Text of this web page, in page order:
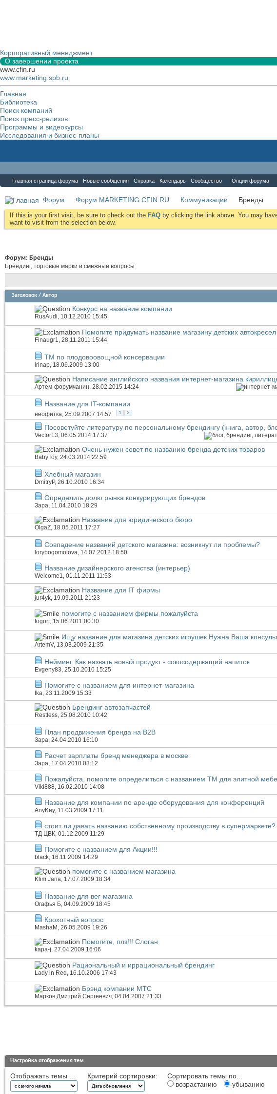
Корпоративный менеджмент
О завершении проекта
www.cfin.ru
www.marketing.spb.ru
Главная
Библиотека
Поиск компаний
Поиск пресс-релизов
Программы и видеокурсы
Исследования и бизнес-планы
Главная страница форума Новые сообщения Справка Календарь Сообщество Опции форума
Форум Форум MARKETING.CFIN.RU Коммуникации Бренды
If this is your first visit, be sure to check out the FAQ by clicking the link above. You may
want to visit from the selection below.
Форум: Бренды
Брендинг, торговые марки и смежные вопросы
Заголовок / Автор
Конкурс на название компании
RusAudi, 10.12.2010 15:45
Помогите придумать название магазину детских автокресел
Finaugr1, 28.11.2011 15:44
ТМ по плодовоовощной консервации
irinap, 18.06.2009 13:00
Написание английского названия интернет-магазина
Артем-форумчанин, 28.02.2015 14:24
Название для IT-компании
неофитка, 25.09.2007 14:57 1 2
Посоветуйте литературу по персональному брендингу (книга, автор,
Vector13, 06.05.2014 17:37
Очень нужен совет по названию бренда детских товаров
BabyToy, 24.03.2014 22:59
Хлебный магазин
DmitryP, 26.10.2010 16:34
Определить долю рынка конкурирующих брендов
Зара, 11.04.2010 18:29
Название для юридического бюро
OlgaZ, 18.05.2011 17:27
Совпадение названий детского магазина: возникнут ли проблемы?
lorybogomolova, 14.07.2012 18:50
Название дизайнерского агенства (интерьер)
Welcome1, 01.11.2011 11:53
Название для IT фирмы
jur4yk, 19.09.2011 21:23
помогите с названием фирмы пожалуйста
fogort, 15.06.2011 00:30
Ищу название для магазина детских игрушек.Нужна Ваша
ArtemV, 13.03.2009 21:35
Нейминг. Как назвать новый продукт - сокосодержащий напиток
Evgeny83, 25.10.2010 15:25
Помогите с названием для интернет-магазина
Ika, 23.11.2009 15:33
Брендинг автозапчастей
Restless, 25.08.2010 10:42
План продвижения бренда на B2B
Зара, 24.04.2010 16:10
Расчет зарплаты бренд менеджера в москве
Зара, 17.04.2010 03:12
Пожалуйста, помогите определиться с названием ТМ для элитной
Viki888, 16.02.2010 14:08
Название для компании по аренде оборудования для конференций
AnyKey, 11.03.2009 17:11
стоит ли давать названию собственному производству в супермаркете?
ТД ЦВК, 01.12.2009 11:29
Помогите с названием для Акции!!!
black, 16.11.2009 14:29
помогите с названием магазина
Klim Jana, 17.07.2009 18:34
Название для вег-магазина
Огафья Б, 04.09.2009 18:45
Крохотный вопрос
MashaM , 26.05.2009 19:26
Помогите, плз!!! Слоган
kapa-j, 27.04.2009 16:06
Рациональный и иррациональный брендинг
Lady in Red , 16.10.2006 17:43
Брэнд компании МТС
Марков Дмитрий Сергеевич, 04.04.2007 21:33
Настройка отображения тем
Отображать темы ... Критерий сортировки:
Сортировать темы по...
возрастанию
убыванию